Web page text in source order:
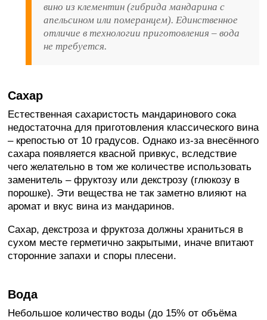
вино из клементин (гибрида мандарина с
апельсином или померанцем). Единственное
отличие в технологии приготовления – вода
не требуется.
Сахар
Естественная сахаристость мандаринового сока
недостаточна для приготовления классического вина
– крепостью от 10 градусов. Однако из-за внесённого
сахара появляется квасной привкус, вследствие
чего желательно в том же количестве использовать
заменитель – фруктозу или декстрозу (глюкозу в
порошке). Эти вещества не так заметно влияют на
аромат и вкус вина из мандаринов.
Сахар, декстроза и фруктоза должны храниться в
сухом месте герметично закрытыми, иначе впитают
сторонние запахи и споры плесени.
Вода
Небольшое количество воды (до 15% от объёма